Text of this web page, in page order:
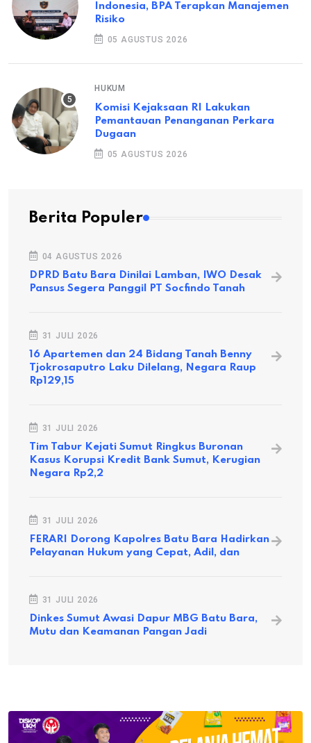
Indonesia, BPA Terapkan Manajemen
Risiko
05 AGUSTUS 2026
HUKUM
Komisi Kejaksaan RI Lakukan
Pemantauan Penanganan Perkara
Dugaan
05 AGUSTUS 2026
Berita Populer
04 AGUSTUS 2026
DPRD Batu Bara Dinilai Lamban, IWO Desak
Pansus Segera Panggil PT Socfindo Tanah
31 JULI 2026
16 Apartemen dan 24 Bidang Tanah Benny
Tjokrosaputro Laku Dilelang, Negara Raup
Rp129,15
31 JULI 2026
Tim Tabur Kejati Sumut Ringkus Buronan
Kasus Korupsi Kredit Bank Sumut, Kerugian
Negara Rp2,2
31 JULI 2026
FERARI Dorong Kapolres Batu Bara Hadirkan
Pelayanan Hukum yang Cepat, Adil, dan
31 JULI 2026
Dinkes Sumut Awasi Dapur MBG Batu Bara,
Mutu dan Keamanan Pangan Jadi